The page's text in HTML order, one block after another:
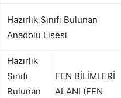
Hazırlık Sınıfı Bulunan
Anadolu Lisesi
Hazırlık
Sınıfı
Bulunan
FEN BİLİMLERİ
ALANI (FEN